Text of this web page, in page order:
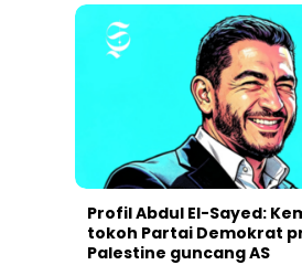
Profil Abdul El-Sayed:
tokoh Partai Demokrat
Palestine guncang AS